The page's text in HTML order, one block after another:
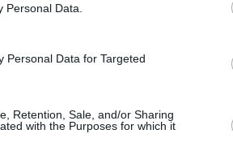
Data.
Personal Data for Targeted
Retention, Sale, and/or Sharing
with the Purposes for which it